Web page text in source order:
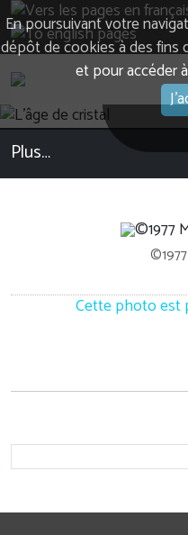
En poursuivant votre
dépôt de cookies à des fins
et pour accéder
Plus…
Cette photo est